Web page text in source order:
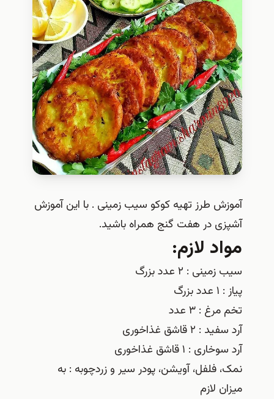
آموزش طرز تهیه کوکو سیب زمینی . با این آموزش
آشپزی در هفت گنج همراه باشید.
مواد لازم:
سیب زمینی : ۲ عدد بزرگ
پیاز : ۱ عدد بزرگ
تخم مرغ : ۳ عدد
آرد سفید : ۲ قاشق غذاخوری
آرد سوخاری : ۱ قاشق غذاخوری
نمک، فلفل، آویشن، پودر سیر و زردچوبه : به
میزان لازم